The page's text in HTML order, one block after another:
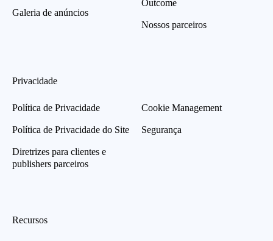
Galeria de anúncios
Outcome
Nossos parceiros
Privacidade
Política de Privacidade
Política de Privacidade do Site
Diretrizes para clientes e
publishers parceiros
Cookie Management
Segurança
Recursos